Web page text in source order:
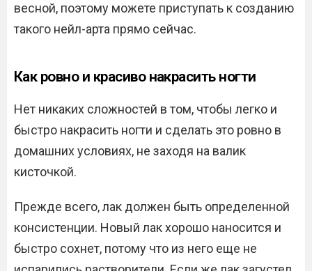
весной, поэтому можете приступать к созданию
такого нейл-арта прямо сейчас.
Как ровно и красиво накрасить ногти
Нет никаких сложностей в том, чтобы легко и
быстро накрасить ногти и сделать это ровно в
домашних условиях, не заходя на валик
кисточкой.
Прежде всего, лак должен быть определенной
консистенции. Новый лак хорошо наносится и
быстро сохнет, потому что из него еще не